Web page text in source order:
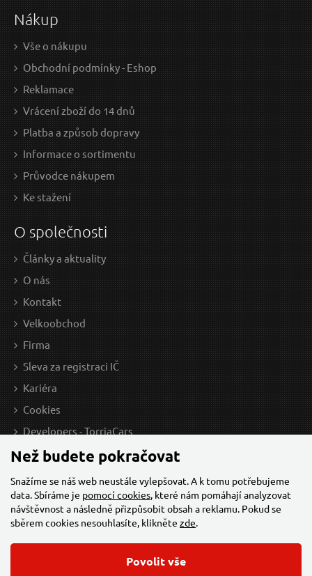
Nákup
Vše o nákupu
Obchodní podmínky - Eshop
Reklamace
Vrácení zboží do 14 dnů
Platba a způsob dopravy
Informace o sortimentu
Průvodce nákupem
Ke stažení
O společnosti
Články a aktuality
O nás
Kontakt
Velkoobchod
Firma
Sleva za registraci IČ
Kariéra
Cookies
Developers - TorriaCars
Než budete pokračovat
Snažíme se náš web neustále vylepšovat. A k tomu potřebujeme
data. Sbíráme je pomocí cookies, které nám pomáhají analyzovat
návštěvnost a následně přizpůsobit obsah a reklamu. Pokud se
sběrem cookies nesouhlasíte, klikněte zde.
Povolit vše